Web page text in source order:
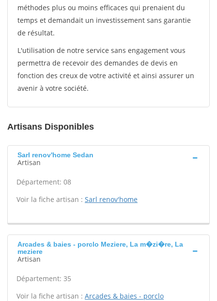
méthodes plus ou moins efficaces qui prenaient du
temps et demandait un investissement sans garantie
de résultat.
L'utilisation de notre service sans engagement vous
permettra de recevoir des demandes de devis en
fonction des creux de votre activité et ainsi assurer un
avenir à votre société.
Artisans Disponibles
Sarl renov'home Sedan
Artisan
Département: 08
Voir la fiche artisan : Sarl renov'home
Arcades & baies - porclo Meziere, La m�zi�re, La
meziere
Artisan
Département: 35
Voir la fiche artisan : Arcades & baies - porclo